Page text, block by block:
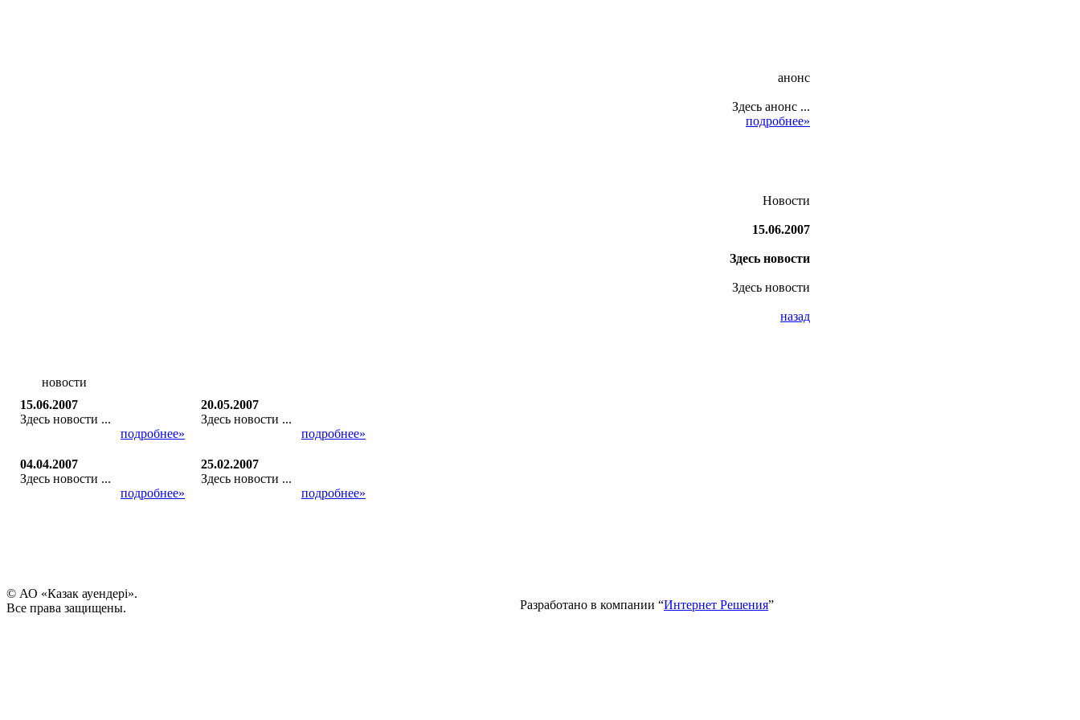
анонс
Здесь анонс ...
подробнее»
новости
15.06.2007
Здесь новости ...
подробнее»
20.05.2007
Здесь новости ...
подробнее»
04.04.2007
Здесь новости ...
подробнее»
25.02.2007
Здесь новости ...
подробнее»
Новости
15.06.2007
Здесь новости
Здесь новости
назад
© АО «Казак ауендері».
Все права защищены.
Разработано в компании “Интернет Решения”